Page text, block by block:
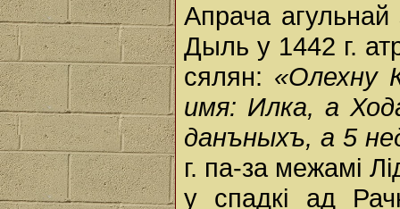
Апрача
Дыль у 1442 г.
сялян: «Олехну
имя: Илка, а
данъныхъ, а 5
г. па-за межамі
у спадкі ад